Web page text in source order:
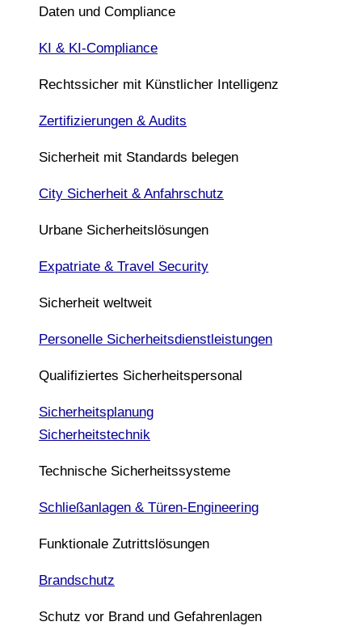
Daten und Compliance
KI & KI-Compliance
Rechtssicher mit Künstlicher Intelligenz
Zertifizierungen & Audits
Sicherheit mit Standards belegen
City Sicherheit & Anfahrschutz
Urbane Sicherheitslösungen
Expatriate & Travel Security
Sicherheit weltweit
Personelle Sicherheitsdienstleistungen
Qualifiziertes Sicherheitspersonal
Sicherheitsplanung
Sicherheitstechnik
Technische Sicherheitssysteme
Schließanlagen & Türen-Engineering
Funktionale Zutrittslösungen
Brandschutz
Schutz vor Brand und Gefahrenlagen